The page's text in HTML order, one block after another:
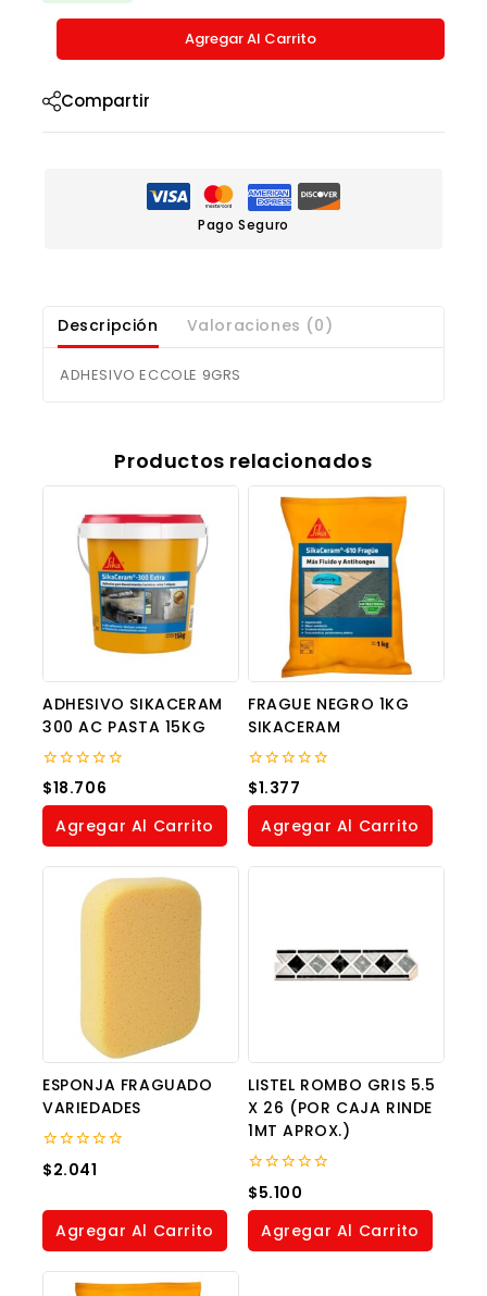
Agregar Al Carrito
Compartir
Pago Seguro
Descripción Valoraciones (0)
ADHESIVO ECCOLE 9GRS
Productos relacionados
ADHESIVO SIKACERAM
300 AC PASTA 15KG
0
out
of
$18.706
Agregar Al Carrito
FRAGUE NEGRO 1KG
SIKACERAM
0
out
of
$1.377
Agregar Al Carrito
ESPONJA FRAGUADO
VARIEDADES
0
out
5
$2.041
Agregar Al Carrito
LISTEL ROMBO GRIS 5.5
X 26 (POR CAJA RINDE
1MT APROX.)
0
out
of
$5.100
Agregar Al Carrito